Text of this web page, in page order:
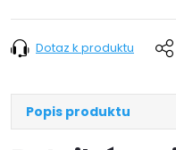
Dotaz k produktu
Popis produktu